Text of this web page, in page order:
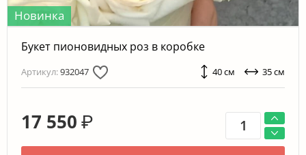
Новинка
Букет пионовидных роз в коробке
Артикул:932047 40 см 35 см
17 550 ₽